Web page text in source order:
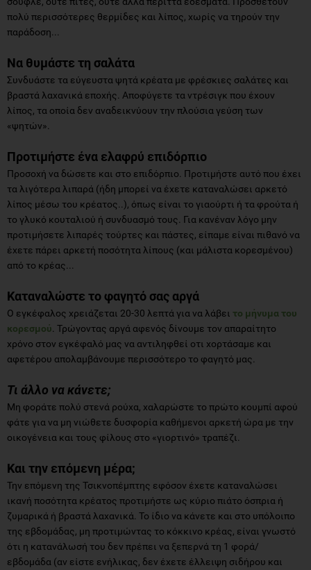
πολύ περισσότερες θερμίδες και λίπος, χωρίς να τηρούν την
παράδοση...
Να θυμάστε τη σαλάτα
Συνδυάστε τα εύγευστα ψητά κρέατα με φρέσκιες σαλάτες και
βραστά λαχανικά εποχής. Αποφύγετε τα ντρέσιγκ που έχουν
λίπος, τα οποία δεν αναδεικνύουν την πλούσια γεύση των
«ψητών».
Προτιμήστε ένα ελαφρύ επιδόρπιο
Προσοχή να δώσετε και στο επιδόρπιο. Προτιμήστε αυτό που έχει
τα λιγότερα λιπαρά (ήδη μπορεί να έχετε καταναλώσει αρκετό
λίπος μέσω του κρέατος..), όπως είναι το γιαούρτι ή τα φρούτα ή
το γλυκό κουταλιού ή συνδυασμό τους. Για κανέναν λόγο μην
προτιμήσετε λιπαρές τούρτες και πάστες, είπαμε είναι πιθανό να
έχετε πάρει αρκετή ποσότητα λίπους (και μάλιστα κορεσμένου)
από το κρέας...
Καταναλώστε το φαγητό σας αργά
Ο εγκέφαλος χρειάζεται 20-30 λεπτά για να λάβει το μήνυμα του
κορεσμού . Τρώγοντας αργά αφενός δίνουμε τον απαραίτητο
χρόνο στον εγκέφαλό μας να αντιληφθεί οτι χορτάσαμε και
αφετέρου απολαμβάνουμε περισσότερο το φαγητό μας.
Τι άλλο να κάνετε;
Μη φοράτε πολύ στενά ρούχα, χαλαρώστε το πρώτο κουμπί αφού
φάτε για να μη νιώθετε δυσφορία καθήμενοι αρκετή ώρα με την
οικογένεια και τους φίλους στο «γιορτινό» τραπέζι.
Και την επόμενη μέρα;
Την επόμενη της Τσικνοπέμπτης εφόσον έχετε καταναλώσει
ικανή ποσότητα κρέατος προτιμήστε ως κύριο πιάτο όσπρια ή
ζυμαρικά ή βραστά λαχανικά. Το ίδιο να κάνετε και στο υπόλοιπο
της εβδομάδας, μη προτιμώντας το κόκκινο κρέας, είναι γνωστό
ότι η κατανάλωσή του δεν πρέπει να ξεπερνά τη 1 φορά/
εβδομάδα (αν είστε ενήλικας, δεν έχετε έλλειψη σιδήρου και